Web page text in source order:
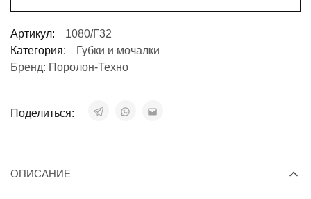
Артикул:
1080/Г32
Категория:
Губки и мочалки
Бренд: Поролон-Техно
Поделиться:
ОПИСАНИЕ